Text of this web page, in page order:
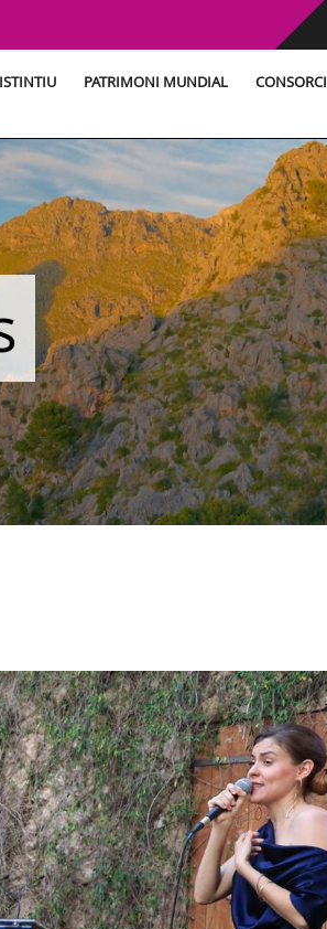
PATRIMONI MUNDIAL CONSORCI